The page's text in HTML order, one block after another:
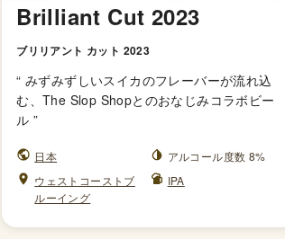
Brilliant Cut 2023
ブリリアント カット 2023
“みずみずしいスイカのフレーバーが流れ込
む、The Slop Shopとのおなじみコラボビー
ル ”
日本
アルコール度数 8%
ウェストコーストブ
ルーイング
IPA